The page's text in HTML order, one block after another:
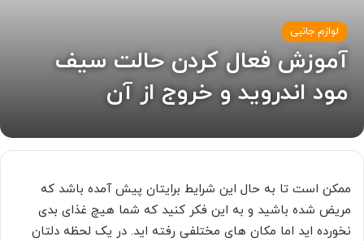
لوازم جانبی
آموزش فعال کردن حالت سیف
مود اندروید و خروج از آن
ممکن است تا به حال این شرایط برایتان پیش آمده باشد که
مریض شده باشید و به این فکر کنید که شما هیچ غذای بدی
نخورده اید اما مکان های مختلفی رفته اید. در یک لحظه دلتان